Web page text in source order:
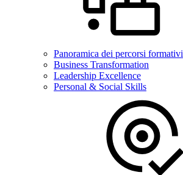
Panoramica dei percorsi formativi
Business Transformation
Leadership Excellence
Personal & Social Skills